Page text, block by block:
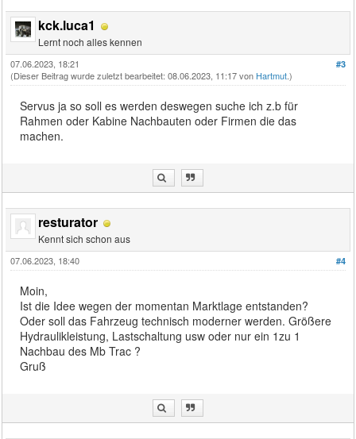
kck.luca1
Lernt noch alles kennen
#3
07.06.2023, 18:21
(Dieser Beitrag wurde zuletzt bearbeitet: 08.06.2023, 11:17 von Hartmut.)
Servus ja so soll es werden deswegen suche ich z.b für
Rahmen oder Kabine Nachbauten oder Firmen die das
machen.
resturator
Kennt sich schon aus
#4
07.06.2023, 18:40
Moin,
Ist die Idee wegen der momentan Marktlage entstanden?
Oder soll das Fahrzeug technisch moderner werden. Größere
Hydraulikleistung, Lastschaltung usw oder nur ein 1zu 1
Nachbau des Mb Trac ?
Gruß